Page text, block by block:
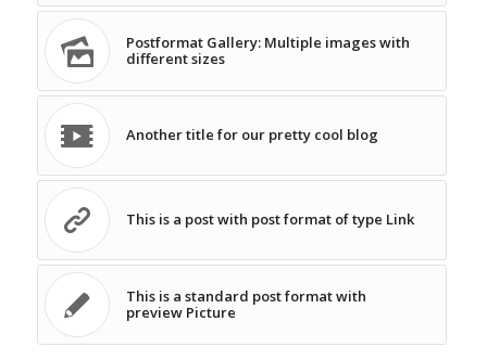
Postformat Gallery: Multiple images with
different sizes
Another title for our pretty cool blog
This is a post with post format of type Link
This is a standard post format with
preview Picture